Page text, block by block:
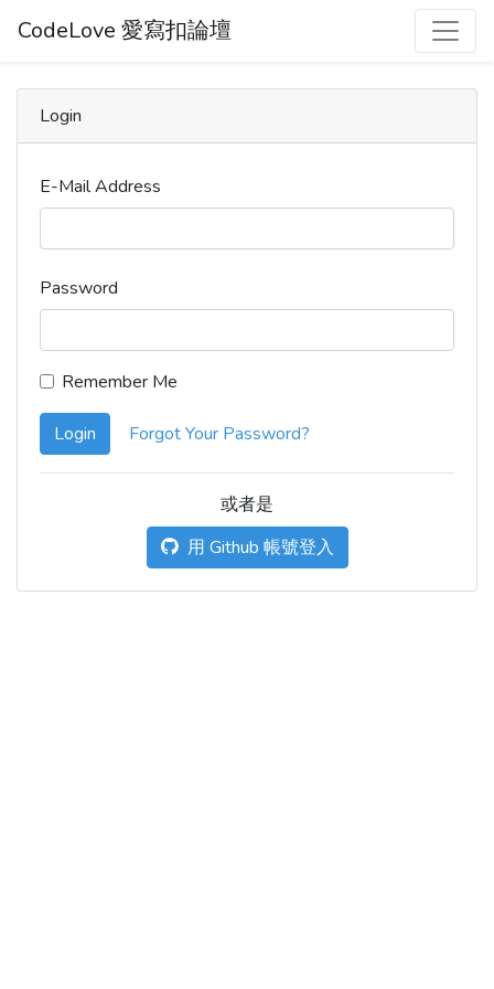
CodeLove 愛寫扣論壇
Login
E-Mail Address
Password
Remember Me
Login Forgot Your Password?
或者是
用 Github 帳號登入